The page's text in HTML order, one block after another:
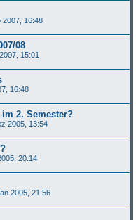
2007, 16:48
08
15:01
16:48
2. Semester?
2005, 13:54
20:14
2005, 21:56